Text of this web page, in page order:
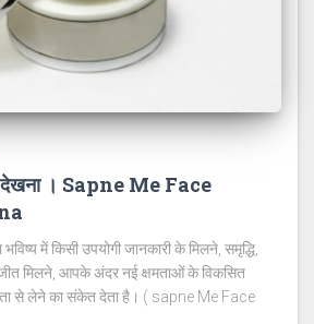
। Sapne Me Face
में किसी उपयोगी जानकारी के मिलने, समृद्धि,
जीत मिलने, आपके अंदर नई क्षमताओं के विकसित
से लेने का संकेत देता है। ( sapne Me Face